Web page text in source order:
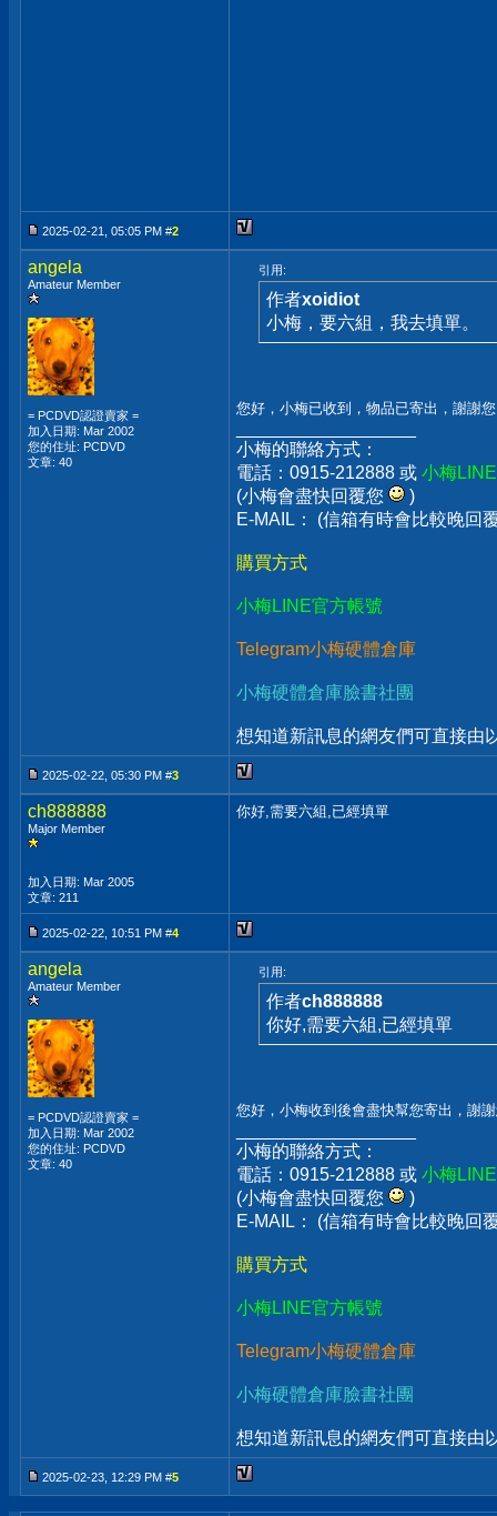
2025-02-21, 05:05 PM #2
angela
Amateur Member
= PCDVD認證賣家 =
加入日期: Mar 2002
您的住址: PCDVD
文章: 40
引用:
作者xoidiot
小梅，要六組，我去填單。
您好，小梅已收到，物品已寄出，謝謝您
小梅的聯絡方式：
電話：0915-212888 或 小梅
(小梅會盡快回覆您
)
E-MAIL： (信箱有時會比較晚回
購買方式
小梅LINE官方帳號
Telegram小梅硬體倉庫
小梅硬體倉庫臉書社團
想知道新訊息的網友們可直接由
2025-02-22, 05:30 PM #3
ch888888
Major Member
加入日期: Mar 2005
文章: 211
你好,需要六組,已經填單
2025-02-22, 10:51 PM #4
angela
Amateur Member
= PCDVD認證賣家 =
加入日期: Mar 2002
您的住址: PCDVD
文章: 40
引用:
作者ch888888
你好,需要六組,已經填單
您好，小梅收到後會盡快幫您寄出，謝
小梅的聯絡方式：
電話：0915-212888 或 小梅
(小梅會盡快回覆您
)
E-MAIL： (信箱有時會比較晚回
購買方式
小梅LINE官方帳號
Telegram小梅硬體倉庫
小梅硬體倉庫臉書社團
想知道新訊息的網友們可直接由
2025-02-23, 12:29 PM #5